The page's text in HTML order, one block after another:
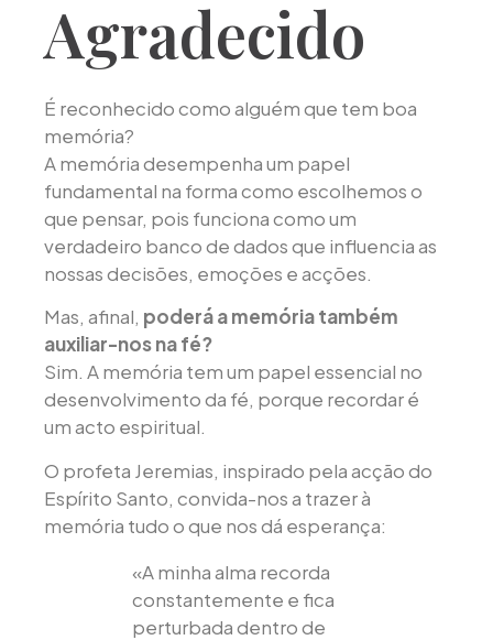
Agradecido
É reconhecido como alguém que tem boa
memória?
A memória desempenha um papel
fundamental na forma como escolhemos o
que pensar, pois funciona como um
verdadeiro banco de dados que influencia as
nossas decisões, emoções e acções.
Mas, afinal, poderá a memória também
auxiliar-nos na fé?
Sim. A memória tem um papel essencial no
desenvolvimento da fé, porque recordar é
um acto espiritual.
O profeta Jeremias, inspirado pela acção do
Espírito Santo, convida-nos a trazer à
memória tudo o que nos dá esperança:
«A minha alma recorda
constantemente e fica
perturbada dentro de